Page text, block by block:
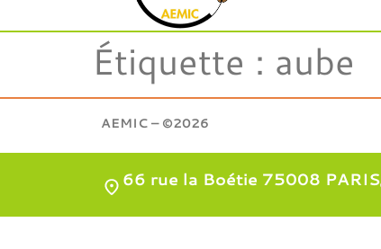
Étiquette : aube
AEMIC – ©2026
66 rue la Boétie 75008 PARIS